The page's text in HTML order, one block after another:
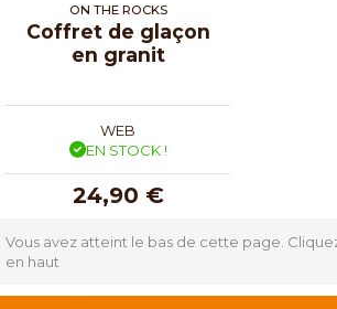
ON THE ROCKS
Coffret de glaçon
en granit
WEB
EN STOCK !
24,90 €
Vous avez atteint le bas de cette page.
en haut